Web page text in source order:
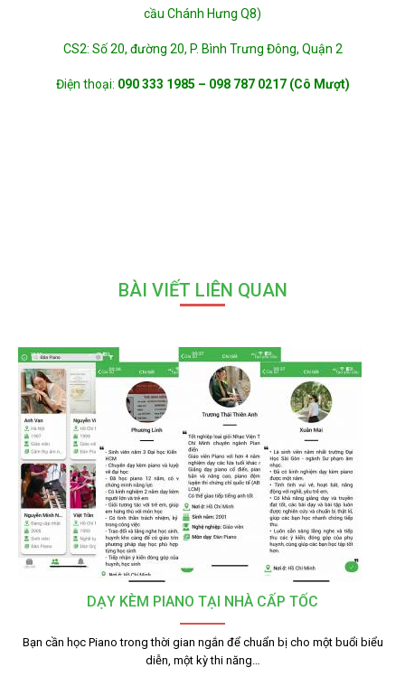
cầu Chánh Hưng Q8)
CS2: Số 20, đường 20, P. Bình Trưng Đông, Quận 2
Điện thoại: 090 333 1985 – 098 787 0217 (Cô Mượt)
BÀI VIẾT LIÊN QUAN
DẠY KÈM PIANO TẠI NHÀ CẤP TỐC
Bạn cần học Piano trong thời gian ngắn để chuẩn bị cho một buổi biểu
diễn, một kỳ thi năng…